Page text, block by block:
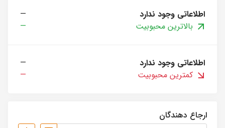
اطلاعاتی وجود ندارد
—
بالاترین محبوبیت
—
اطلاعاتی وجود ندارد
—
کمترین محبوبیت
—
ارجاع دهندگان